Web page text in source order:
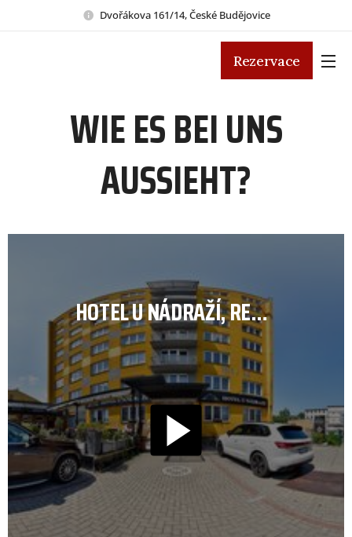
Dvořákova 161/14, České Budějovice
Rezervace
WIE ES BEI UNS
AUSSIEHT?
HOTEL U NÁDRAŽÍ, RECEPCE